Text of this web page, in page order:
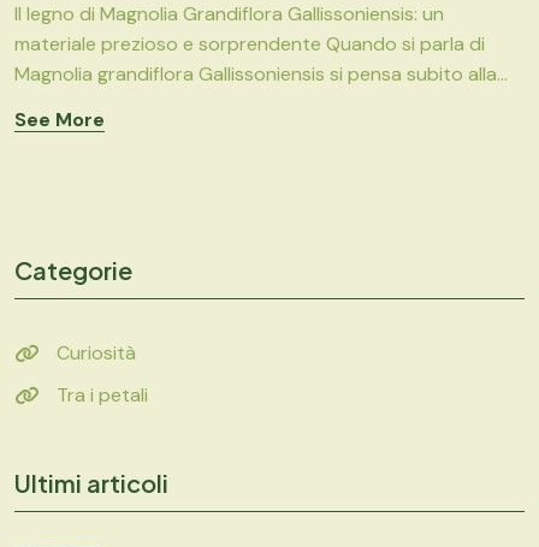
Il legno di Magnolia Grandiflora Gallissoniensis: un
materiale prezioso e sorprendente Quando si parla di
Magnolia grandiflora Gallissoniensis si pensa subito alla...
See More
Categorie
Curiosità
Tra i petali
Ultimi articoli